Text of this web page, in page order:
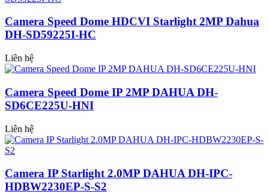
Camera Speed Dome HDCVI Starlight 2MP Dahua
DH-SD59225I-HC
Liên hệ
Camera Speed Dome IP 2MP DAHUA DH-
SD6CE225U-HNI
Liên hệ
Camera IP Starlight 2.0MP DAHUA DH-IPC-
HDBW2230EP-S-S2